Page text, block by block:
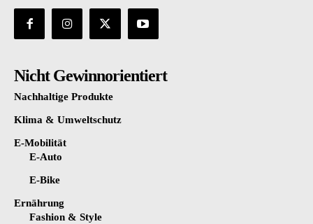
Nicht Gewinnorientiert
Nachhaltige Produkte
Klima & Umweltschutz
E-Mobilität
E-Auto
E-Bike
Ernährung
Fashion & Style